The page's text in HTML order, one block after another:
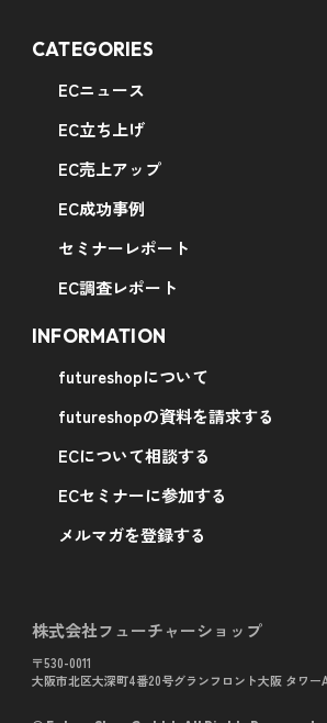
CATEGORIES
ECニュース
EC立ち上げ
EC売上アップ
EC成功事例
セミナーレポート
EC調査レポート
INFORMATION
futureshopについて
futureshopの資料を請求する
ECについて相談する
ECセミナーに参加する
メルマガを登録する
株式会社フューチャーショップ
〒530-0011
大阪市北区大深町4番20号グランフロント大阪 タワー